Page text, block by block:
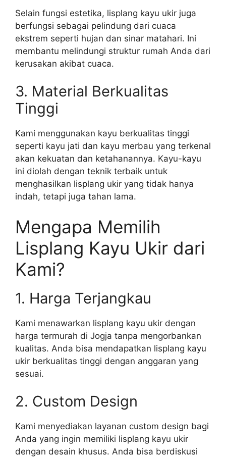
Selain fungsi estetika, lisplang kayu ukir juga
berfungsi sebagai pelindung dari cuaca
ekstrem seperti hujan dan sinar matahari. Ini
membantu melindungi struktur rumah Anda dari
kerusakan akibat cuaca.
3. Material Berkualitas
Tinggi
Kami menggunakan kayu berkualitas tinggi
seperti kayu jati dan kayu merbau yang terkenal
akan kekuatan dan ketahanannya. Kayu-kayu
ini diolah dengan teknik terbaik untuk
menghasilkan lisplang ukir yang tidak hanya
indah, tetapi juga tahan lama.
Mengapa Memilih
Lisplang Kayu Ukir dari
Kami?
1. Harga Terjangkau
Kami menawarkan lisplang kayu ukir dengan
harga termurah di Jogja tanpa mengorbankan
kualitas. Anda bisa mendapatkan lisplang kayu
ukir berkualitas tinggi dengan anggaran yang
sesuai.
2. Custom Design
Kami menyediakan layanan custom design bagi
Anda yang ingin memiliki lisplang kayu ukir
dengan desain khusus. Anda bisa berdiskusi